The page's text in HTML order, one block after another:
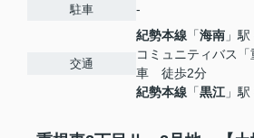
駐車 -
交通
紀勢本線 「海南 」
コミュニティバス
車 徒歩2分
紀勢本線 「黒江 」